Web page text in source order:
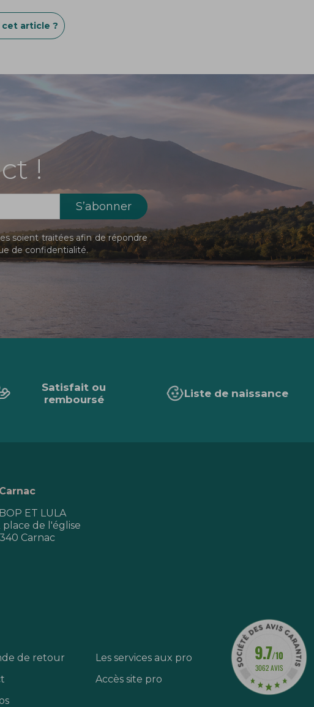
article ?
!
soient traitées afin de répondre
de confidentialité.
Satisfait ou
remboursé
Liste de naissance
ET LULA
place de l'église
Carnac
de retour
Les services aux pro
Accès site pro
9.7/10
3062 AVIS